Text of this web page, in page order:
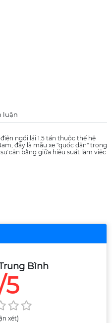
luận
ngồi lái 1.5 tấn thuộc thế hệ
đây là mẫu xe "quốc dân" trong
cân bằng giữa hiệu suất làm việc
Bình
xét)